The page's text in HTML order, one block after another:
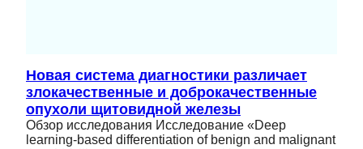
Новая система диагностики различает
злокачественные и доброкачественные
опухоли щитовидной железы
Обзор исследования Исследование «Deep
learning-based differentiation of benign and malignant